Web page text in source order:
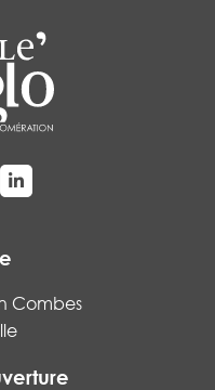
compte Facebook
le compte Instagram
Lien vers le compte
Combes